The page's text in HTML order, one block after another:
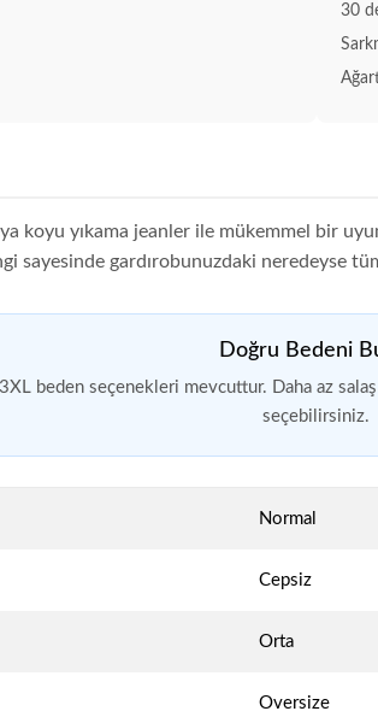
30
koyu yıkama jeanler ile mükemmel bir
sayesinde gardırobunuzdaki neredeyse
Doğru Bedeni
beden seçenekleri mevcuttur. Daha az
seçebilirsiniz.
Normal
Cepsiz
Orta
Oversize